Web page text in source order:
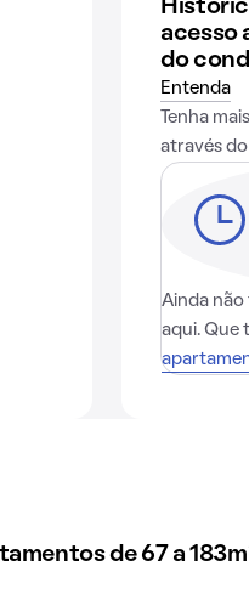
acesso
do
Entenda
Tenha
através
Ainda não
aqui. Que
de 67 a